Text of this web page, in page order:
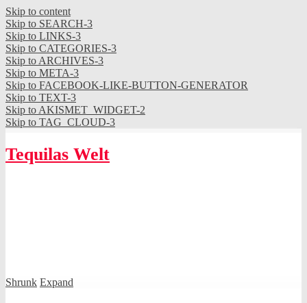
Skip to content
Skip to SEARCH-3
Skip to LINKS-3
Skip to CATEGORIES-3
Skip to ARCHIVES-3
Skip to META-3
Skip to FACEBOOK-LIKE-BUTTON-GENERATOR
Skip to TEXT-3
Skip to AKISMET_WIDGET-2
Skip to TAG_CLOUD-3
Tequilas Welt
Shrunk Expand